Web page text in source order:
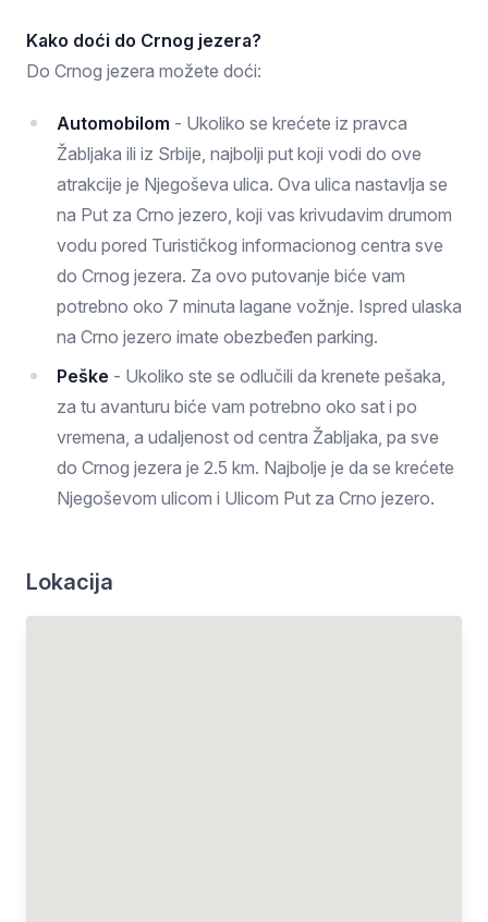
Kako doći do Crnog jezera?
Do Crnog jezera možete doći:
Automobilom - Ukoliko se krećete iz pravca
Žabljaka ili iz Srbije, najbolji put koji vodi do ove
atrakcije je Njegoševa ulica. Ova ulica nastavlja se
na Put za Crno jezero, koji vas krivudavim drumom
vodu pored Turističkog informacionog centra sve
do Crnog jezera. Za ovo putovanje biće vam
potrebno oko 7 minuta lagane vožnje. Ispred ulaska
na Crno jezero imate obezbeđen parking.
Peške - Ukoliko ste se odlučili da krenete pešaka,
za tu avanturu biće vam potrebno oko sat i po
vremena, a udaljenost od centra Žabljaka, pa sve
do Crnog jezera je 2.5 km. Najbolje je da se krećete
Njegoševom ulicom i Ulicom Put za Crno jezero.
Lokacija